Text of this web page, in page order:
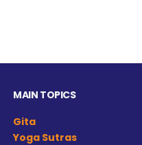
MAIN TOPICS
Gita
Yoga Sutras